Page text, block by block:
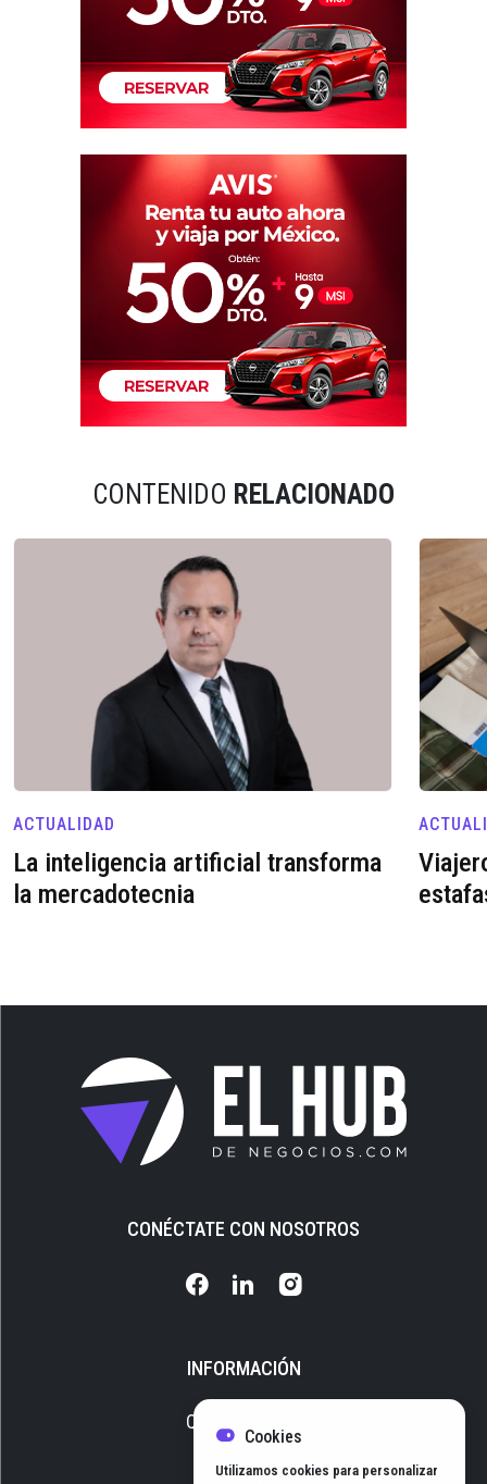
CONTENIDO RELACIONADO
ACTUALIDAD
La inteligencia artificial transforma
la mercadotecnia
INFORMACIÓN
Quiénes somos
CONÉCTATE CON NOSOTROS
Cookies
Utilizamos cookies para personalizar